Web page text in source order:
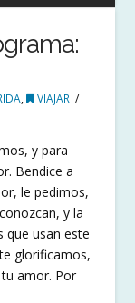
,
VIAJAR
y para
Bendice a
le pedimos,
y la
que usan este
glorificamos,
amor. Por